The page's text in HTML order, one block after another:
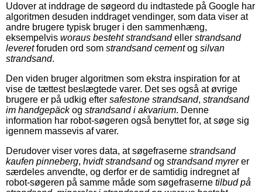
Udover at inddrage de søgeord du indtastede på Google har
algoritmen desuden inddraget vendinger, som data viser at
andre brugere typisk bruger i den sammenhæng,
eksempelvis woraus besteht strandsandeller strandsand
leveretforuden ord som strandsand cementog silvan
strandsand.
Den viden bruger algoritmen som ekstra inspiration for at
vise de tættest beslægtede varer. Det ses også at øvrige
brugere er på udkig efter safestone strandsand, strandsand
im handgepäckog strandsand i akvarium. Denne
information har robot-søgeren også benyttet for, at søge sig
igennem massevis af varer.
Derudover viser vores data, at søgefraserne strandsand
kaufen pinneberg, hvidt strandsandog strandsand myrerer
særdeles anvendte, og derfor er de samtidig indregnet af
robot-søgeren på samme måde som søgefraserne tilbud på